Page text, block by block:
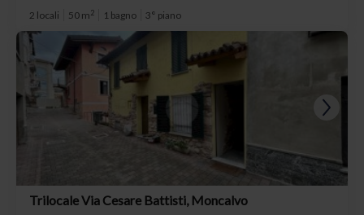
2 locali 50 m2 1 bagno 3° piano
Trilocale Via Cesare Battisti, Moncalvo